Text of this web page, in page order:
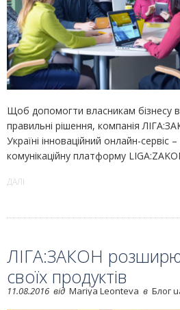
Щоб допомогти власникам бізнесу
правильні рішення, компанія
Україні інноваційний онлайн-сервіс
комунікаційну платформу
ДАЛІ
ЛІГА:ЗАКОН
своїх продуктів
11.08.2016 від Mariya Leonteva в Блог